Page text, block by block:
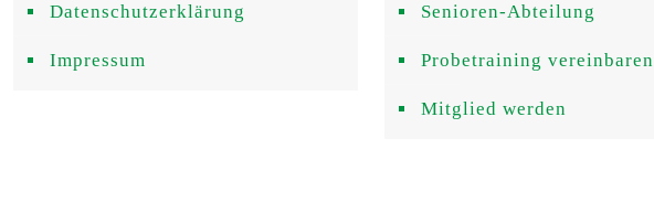
Datenschutzerklärung
Impressum
Senioren-Abteilung
Probetraining vereinbaren
Mitglied werden